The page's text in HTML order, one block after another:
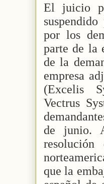
El juicio
por los
parte de la
de la
empresa
(Excelis
Vectrus
de junio.
que la